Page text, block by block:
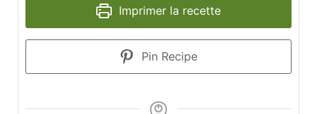
Imprimer la recette
Pin Recipe